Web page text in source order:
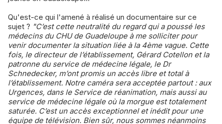
Qu'est-ce qui l'amené à réalisé un documentaire sur ce
sujet ? "C’est cette neutralité du regard qui a poussé les
médecins du CHU de Guadeloupe à me solliciter pour
venir documenter la situation liée à la 4ème vague. Cette
fois, le directeur de l’établissement, Gérard Cotellon et la
patronne du service de médecine légale, le Dr
Schnedecker, m’ont promis un accès libre et total à
l’établissement. Notre caméra sera acceptée partout : aux
Urgences, dans le Service de réanimation, mais aussi au
service de médecine légale où la morgue est totalement
saturée. C’est un accès exceptionnel et inédit pour une
équipe de télévision. Bien sûr, nous sommes néanmoins